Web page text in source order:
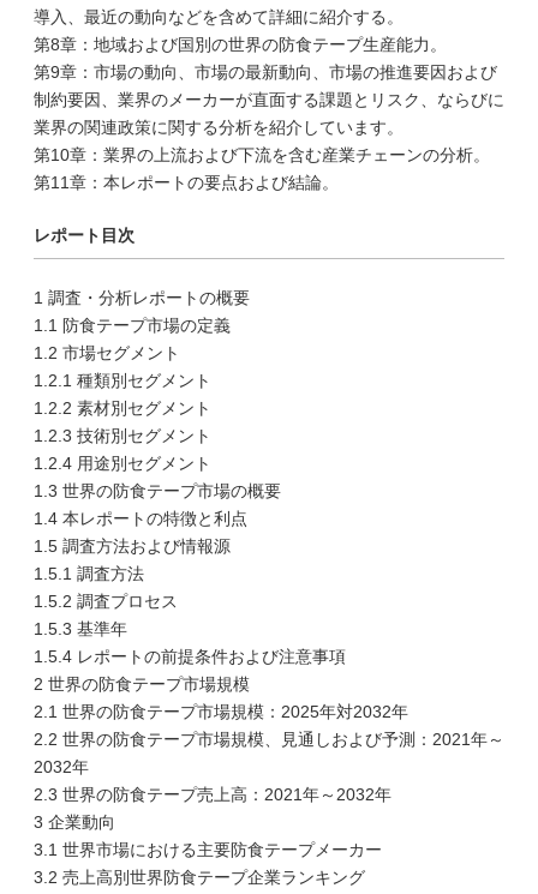
導入、最近の動向などを含めて詳細に紹介する。
第8章：地域および国別の世界の防食テープ生産能力。
第9章：市場の動向、市場の最新動向、市場の推進要因および
制約要因、業界のメーカーが直面する課題とリスク、ならびに
業界の関連政策に関する分析を紹介しています。
第10章：業界の上流および下流を含む産業チェーンの分析。
第11章：本レポートの要点および結論。
レポート目次
1 調査・分析レポートの概要
1.1 防食テープ市場の定義
1.2 市場セグメント
1.2.1 種類別セグメント
1.2.2 素材別セグメント
1.2.3 技術別セグメント
1.2.4 用途別セグメント
1.3 世界の防食テープ市場の概要
1.4 本レポートの特徴と利点
1.5 調査方法および情報源
1.5.1 調査方法
1.5.2 調査プロセス
1.5.3 基準年
1.5.4 レポートの前提条件および注意事項
2 世界の防食テープ市場規模
2.1 世界の防食テープ市場規模：2025年対2032年
2.2 世界の防食テープ市場規模、見通しおよび予測：2021年～
2032年
2.3 世界の防食テープ売上高：2021年～2032年
3 企業動向
3.1 世界市場における主要防食テープメーカー
3.2 売上高別世界防食テープ企業ランキング